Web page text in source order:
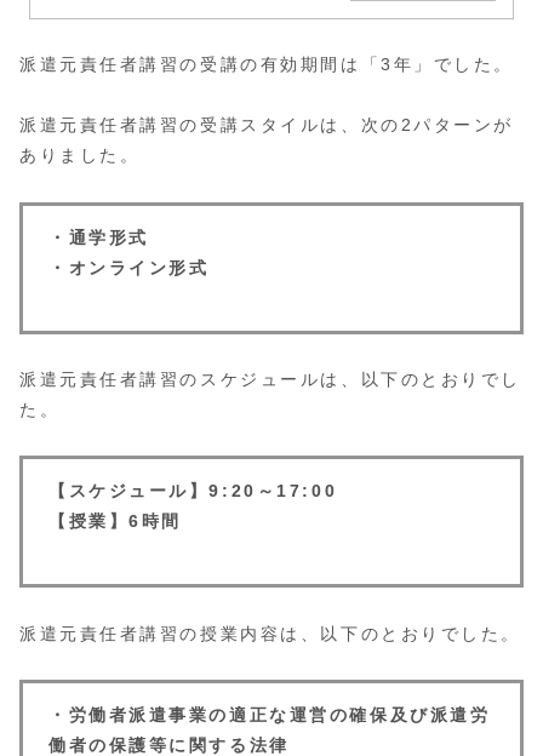
派遣元責任者講習の受講の有効期間は「3年」でした。
派遣元責任者講習の受講スタイルは、次の2パターンが
ありました。
・通学形式
・オンライン形式
派遣元責任者講習のスケジュールは、以下のとおりでし
た。
【スケジュール】9:20～17:00
【授業】6時間
派遣元責任者講習の授業内容は、以下のとおりでした。
・労働者派遣事業の適正な運営の確保及び派遣労
働者の保護等に関する法律